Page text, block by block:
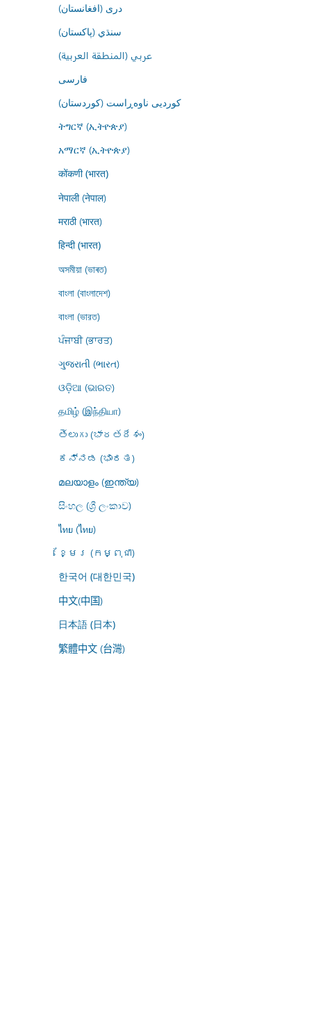
درى (افغانستان)
سنڌي (پاکستان)
عربي (المنطقة العربية)
فارسى
کوردیی ناوەڕاست (کوردستان)
ትግርኛ (ኢትዮጵያ)
አማርኛ (ኢትዮጵያ)
कोंकणी (भारत)
नेपाली (नेपाल)
मराठी (भारत)
हिन्दी (भारत)
অসমীয়া (ভাৰত)
বাংলা (বাংলাদেশ)
বাংলা (ভারত)
ਪੰਜਾਬੀ (ਭਾਰਤ)
ગુજરાતી (ભારત)
ଓଡ଼ିଆ (ଭାରତ)
தமிழ் (இந்தியா)
తెలుగు (భారతదేశం)
ಕನ್ನಡ (ಭಾರತ)
മലയാളം (ഇന്ത്യ)
සිංහල (ශ්‍රී ලංකාව)
ไทย (ไทย)
ខ្មែរ (កម្ពុជា)
한국어 (대한민국)
中文(中国)
日本語 (日本)
繁體中文 (台灣)